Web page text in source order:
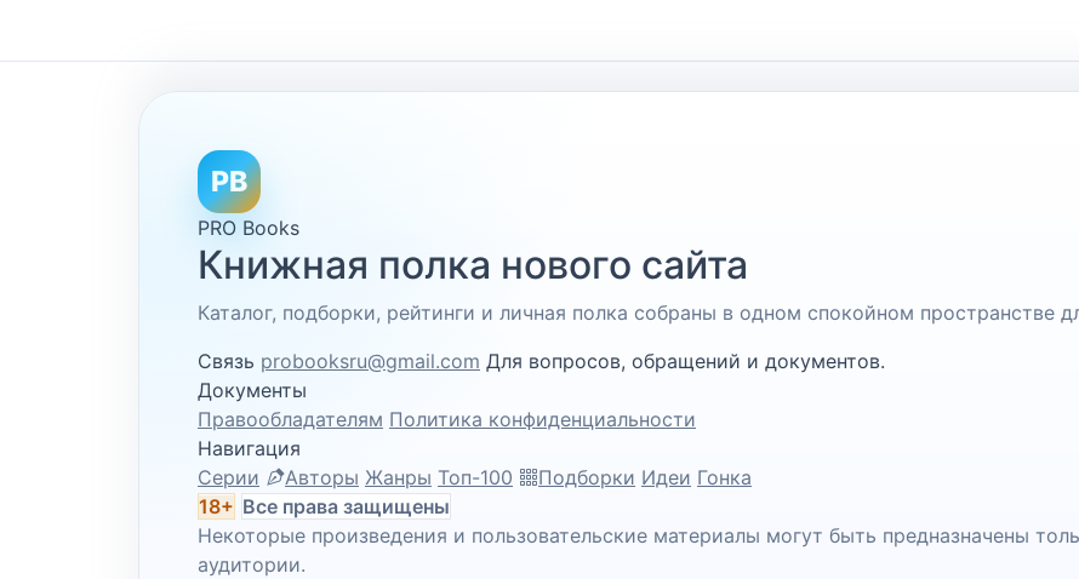
PB
PRO Books
Книжная полка нового сайта
Каталог, подборки, рейтинги и личная полка собраны в одном спокойном пространстве
Связь probooksru@gmail.com Для вопросов, обращений и документов.
Документы
Правообладателям Политика конфиденциальности
Навигация
Серии
Авторы Жанры Топ-100 Подборки Идеи Гонка
18+ Все права защищены
Некоторые произведения и пользовательские материалы могут быть предназначены
аудитории.